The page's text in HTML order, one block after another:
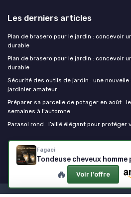
Fagaci
🔥 Voir l'offre
Les derniers articles
Plan de brasero pour le jardin : concevoir
durable
Plan de brasero pour le jardin : concevoir
durable
Sécurité des outils de jardin : une
jardinier amateur
Préparer sa parcelle de potager en août :
semaines à l'automne
Parasol rond : l’allié élégant pour
Outils de jardinage